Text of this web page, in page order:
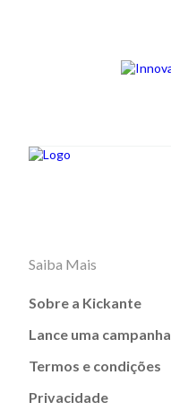
Saiba Mais
Sobre a Kickante
Lance uma campanha
Termos e condições
Privacidade